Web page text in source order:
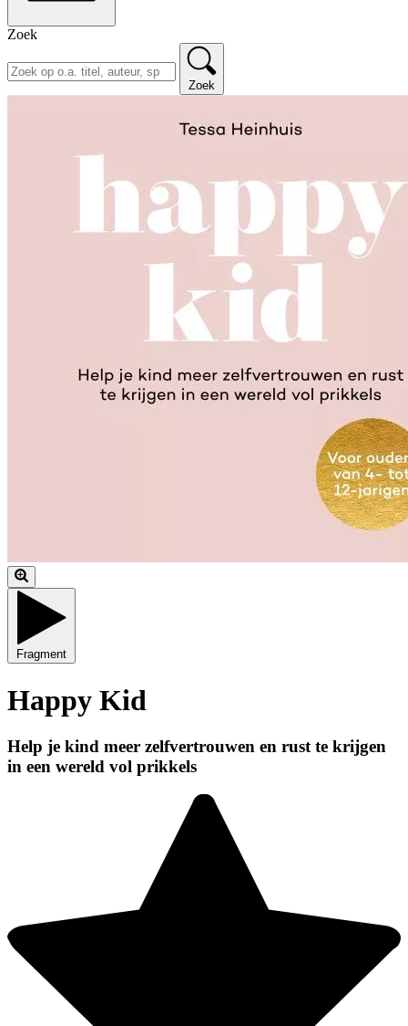
Zoek
Zoek
Fragment
Happy Kid
Help je kind meer zelfvertrouwen en rust te krijgen
in een wereld vol prikkels